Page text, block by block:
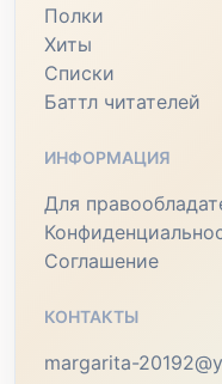
Полки
Хиты
Списки
Баттл читателей
ИНФОРМАЦИЯ
Для
Соглашение
КОНТАКТЫ
margarita-